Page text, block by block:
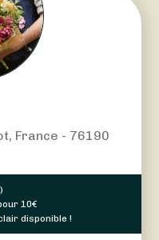
France - 76190
)
10€
disponible !